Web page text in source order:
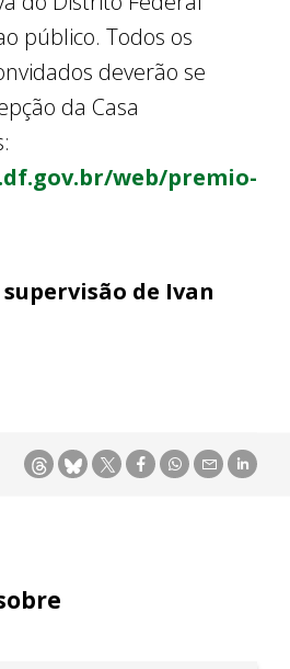
público. Todos os
deverão se
da Casa
web/premio-
de Ivan